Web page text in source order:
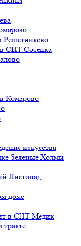
Решетниково
в СНТ Сосенка
Комарово
искусства
Зеленые Холмы
Листопад,
доме
в СНТ Медик
тракте